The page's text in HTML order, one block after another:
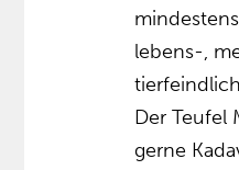
lebens-,
Der Teufel
gerne